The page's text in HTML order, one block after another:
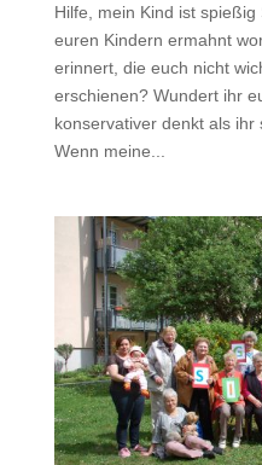
Hilfe, mein Kind ist
euren Kindern ermahnt
erinnert, die euch nicht
erschienen? Wundert ihr
konservativer denkt als
Wenn meine...